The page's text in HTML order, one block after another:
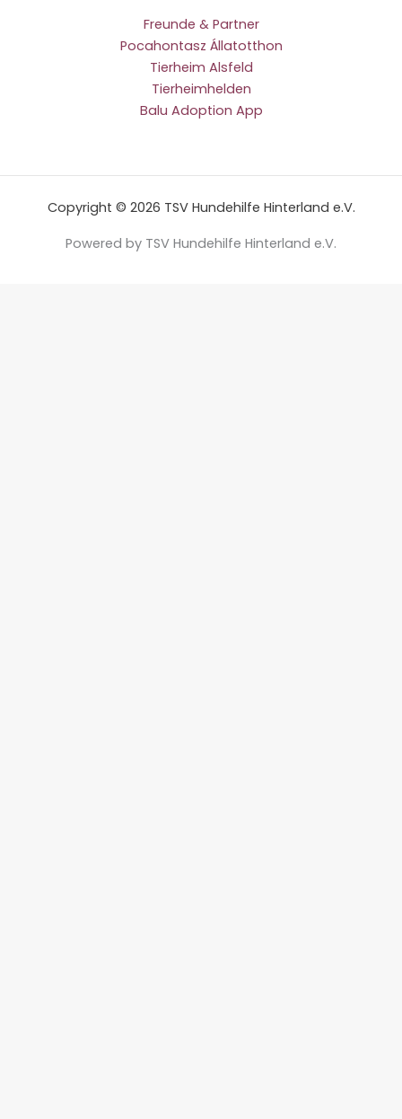
Freunde & Partner
Pocahontasz Állatotthon
Tierheim Alsfeld
Tierheimhelden
Balu Adoption App
Copyright © 2026 TSV Hundehilfe Hinterland e.V.
Powered by TSV Hundehilfe Hinterland e.V.